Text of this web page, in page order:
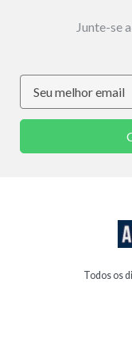
Junte-se
Todos os